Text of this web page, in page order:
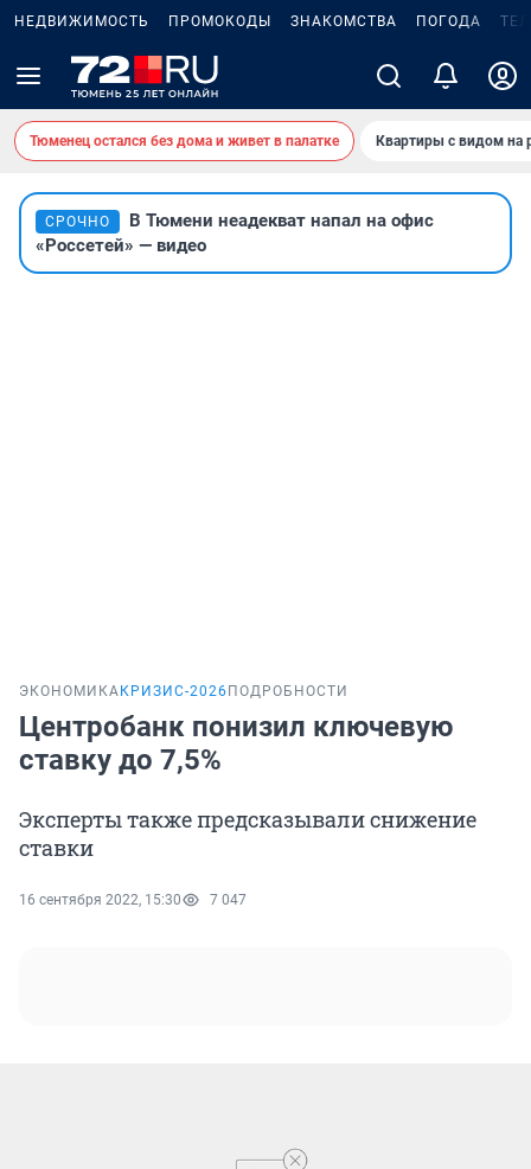
НЕДВИЖИМОСТЬ ПРОМОКОДЫ ЗНАКОМСТВА ПОГОДА
Тюменец остался без дома и живет в палатке Квартиры с видом на
СРОЧНО
В Тюмени неадекват напал на офис
«Россетей» — видео
ЭКОНОМИКА КРИЗИС-2026 ПОДРОБНОСТИ
Центробанк понизил ключевую
ставку до 7,5%
Эксперты также предсказывали снижение
ставки
16 сентября 2022, 15:30 7 047